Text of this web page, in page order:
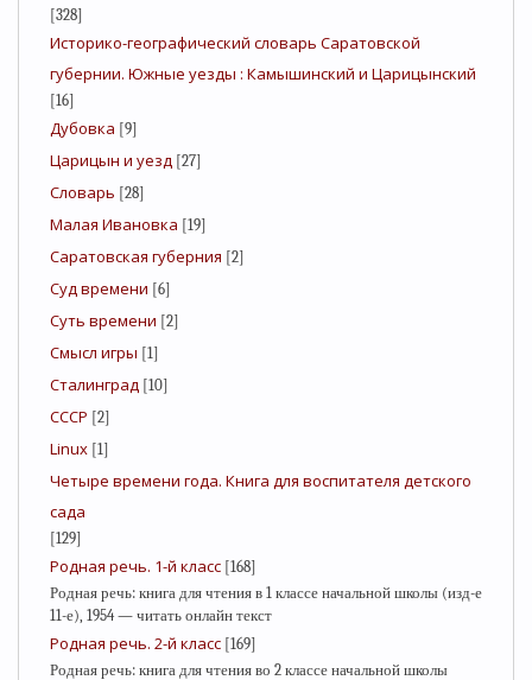
[328]
Историко-географический словарь Саратовской
губернии. Южные уезды : Камышинский и Царицынский
[16]
Дубовка [9]
Царицын и уезд [27]
Словарь [28]
Малая Ивановка [19]
Саратовская губерния [2]
Суд времени [6]
Суть времени [2]
Смысл игры [1]
Сталинград [10]
СССР [2]
Linux [1]
Четыре времени года. Книга для воспитателя детского
сада
[129]
Родная речь. 1-й класс [168]
Родная речь: книга для чтения в 1 классе начальной школы (изд-е
11-е), 1954 — читать онлайн текст
Родная речь. 2-й класс [169]
Родная речь: книга для чтения во 2 классе начальной школы